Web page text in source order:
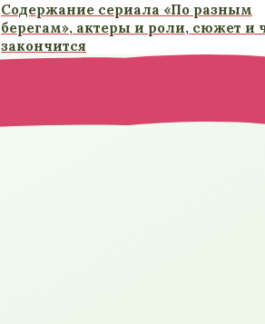
Содержание сериала «По разным
берегам», актеры и роли, сюжет и
закончится